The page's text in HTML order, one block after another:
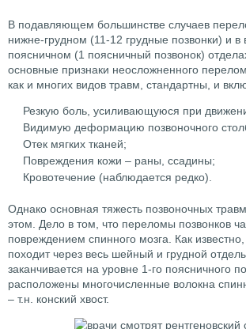
В подавляющем большинстве случаев
нижне-грудном (11-12 грудные позвонки) и в
поясничном (1 поясничный позвонок)
основные признаки неосложненного
как и многих видов травм, стандартны, и
Резкую боль, усиливающуюся при
Видимую деформацию позвоночного
Отек мягких тканей;
Повреждения кожи – раны, ссадины;
Кровотечение (наблюдается редко).
Однако основная тяжесть позвоночных
этом. Дело в том, что переломы позвонков
повреждением спинного мозга. Как
походит через весь шейный и грудной
заканчивается на уровне 1-го поясничного
расположены многочисленные волокна
– т.н. конский хвост.